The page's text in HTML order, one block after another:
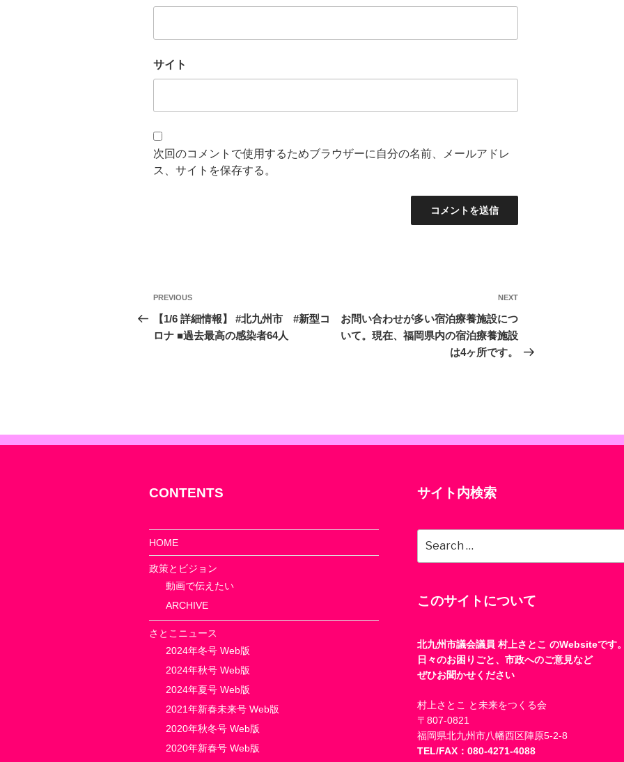
サイト
次回のコメントで使用するためブラウザーに自分の名前、メールアドレ
ス、サイトを保存する。
投
稿
ナ
シ
ン
Previous
Post
PREVIOUS
【1/6 詳細情報】 #北九州市 #新型コ
ロナ ■過去最高の感染者64人
Next
Post
NEXT
お問い合わせが多い宿泊療養施設につ
いて。現在、福岡県内の宿泊療養施設
は4ヶ所です。
CONTENTS
HOME
政策とビジョン
動画で伝えたい
ARCHIVE
さとこニュース
2024年冬号 Web版
2024年秋号 Web版
2024年夏号 Web版
2021年新春未来号 Web版
2020年秋冬号 Web版
2020年新春号 Web版
サイト内検索
for:
このサイトについて
北九州市議会議員 村上さとこ のWebsiteです
日々のお困りごと、市政へのご意見など
ぜひお聞かせください
村上さとこ と未来をつくる会
〒807-0821
福岡県北九州市八幡西区陣原5-2-8
TEL/FAX：080-4271-4088